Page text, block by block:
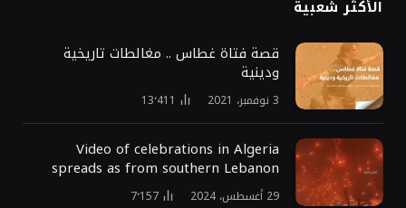
الأكثر شعبية
قصة فتاة غطاس .. مغالطات تاريخية
ودينية
3 نوفمبر، 2021 13٬411
Video of celebrations in Algeria
spreads as from southern Lebanon
29 أغسطس، 2024 7٬157